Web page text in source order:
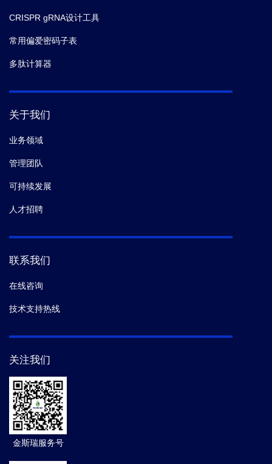
CRISPR gRNA设计工具
常用偏爱密码子表
多肽计算器
关于我们
业务领域
管理团队
可持续发展
人才招聘
联系我们
在线咨询
技术支持热线
关注我们
金斯瑞服务号